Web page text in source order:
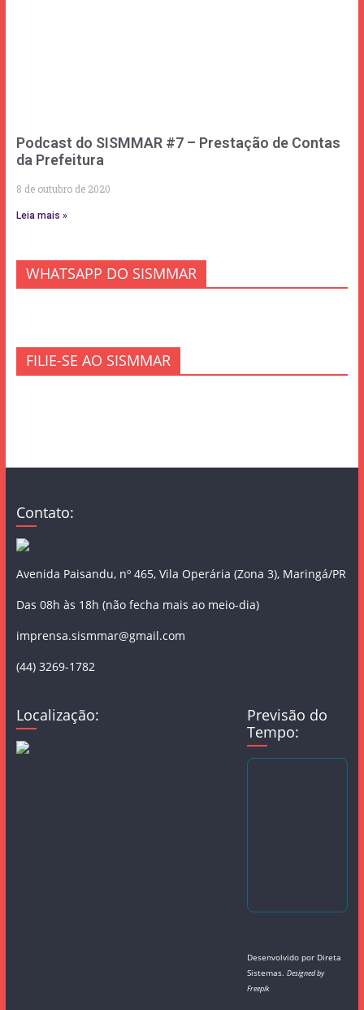
Podcast do SISMMAR #7 – Prestação de Contas
da Prefeitura
8 de outubro de 2020
Leia mais »
WHATSAPP DO SISMMAR
FILIE-SE AO SISMMAR
Contato:
Avenida Paisandu, nº 465, Vila Operária (Zona 3), Maringá/PR
Das 08h às 18h (não fecha mais ao meio-dia)
imprensa.sismmar@gmail.com
(44) 3269-1782
Localização:
Previsão do
Tempo:
Desenvolvido por Direta
Sistemas.Designed by
Freepik